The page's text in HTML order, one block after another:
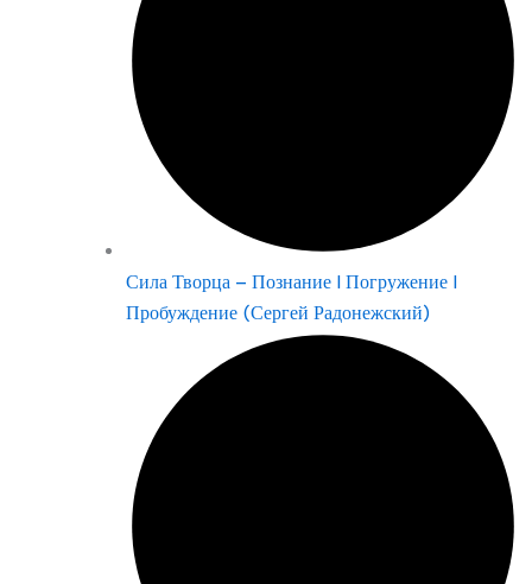
Сила Творца – Познание | Погружение |
Пробуждение (Сергей Радонежский)